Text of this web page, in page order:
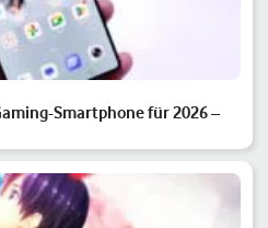
Smartphone für 2026 –